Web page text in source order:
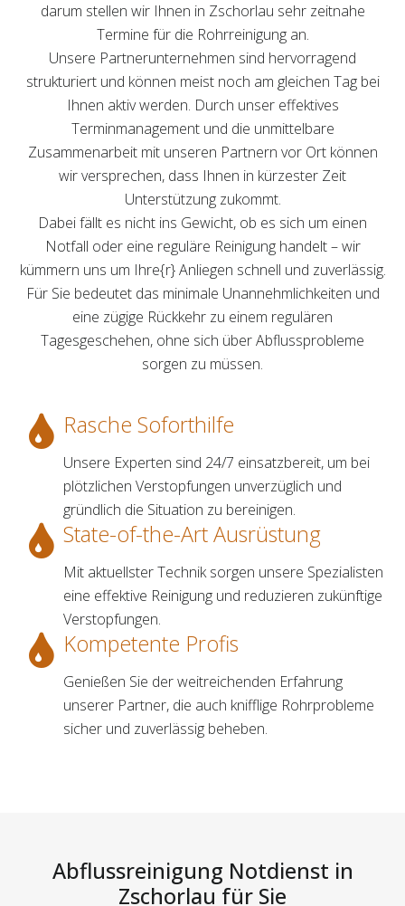
darum stellen wir Ihnen in Zschorlau sehr zeitnahe
Termine für die Rohrreinigung an.
Unsere Partnerunternehmen sind hervorragend
strukturiert und können meist noch am gleichen Tag bei
Ihnen aktiv werden. Durch unser effektives
Terminmanagement und die unmittelbare
Zusammenarbeit mit unseren Partnern vor Ort können
wir versprechen, dass Ihnen in kürzester Zeit
Unterstützung zukommt.
Dabei fällt es nicht ins Gewicht, ob es sich um einen
Notfall oder eine reguläre Reinigung handelt – wir
kümmern uns um Ihre{r} Anliegen schnell und zuverlässig.
Für Sie bedeutet das minimale Unannehmlichkeiten und
eine zügige Rückkehr zu einem regulären
Tagesgeschehen, ohne sich über Abflussprobleme
sorgen zu müssen.
Rasche Soforthilfe
Unsere Experten sind 24/7 einsatzbereit, um bei
plötzlichen Verstopfungen unverzüglich und
gründlich die Situation zu bereinigen.
State-of-the-Art Ausrüstung
Mit aktuellster Technik sorgen unsere Spezialisten
eine effektive Reinigung und reduzieren zukünftige
Verstopfungen.
Kompetente Profis
Genießen Sie der weitreichenden Erfahrung
unserer Partner, die auch knifflige Rohrprobleme
sicher und zuverlässig beheben.
Abflussreinigung Notdienst in
Zschorlau für Sie